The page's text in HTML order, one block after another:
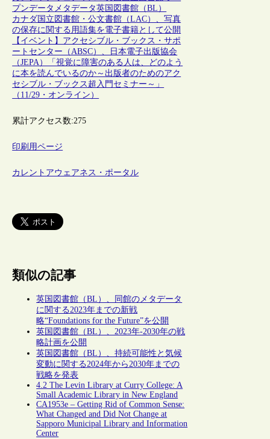
プンデータ メタデータ英国図書館（BL）
カナダ国立図書館・公文書館（LAC）、写真
の保存に関する用語集を電子書籍として公開
【イベント】アクセシブル・ブックス・サポ
ートセンター（ABSC）、日本電子出版協会
（JEPA）「視覚に障害のある人は、どのよう
に本を読んでいるのか～出版者のためのアク
セシブル・ブックス超入門セミナー～」
（11/29・オンライン）
累計アクセス数:275
印刷用ページ
カレントアウェアネス・ポータル
類似の記事
英国図書館（BL）、同館のメタデータ
に関する2023年までの新戦
略“Foundations for the Future”を公開
英国図書館（BL）、2023年-2030年の戦
略計画を公開
英国図書館（BL）、持続可能性と気候
変動に関する2024年から2030年までの
戦略を発表
4.2 The Levin Library at Curry College: A
Small Academic Library in New England
CA1953e – Getting Rid of Common Sense:
What Changed and Did Not Change at
Sapporo Municipal Library and Information
Center